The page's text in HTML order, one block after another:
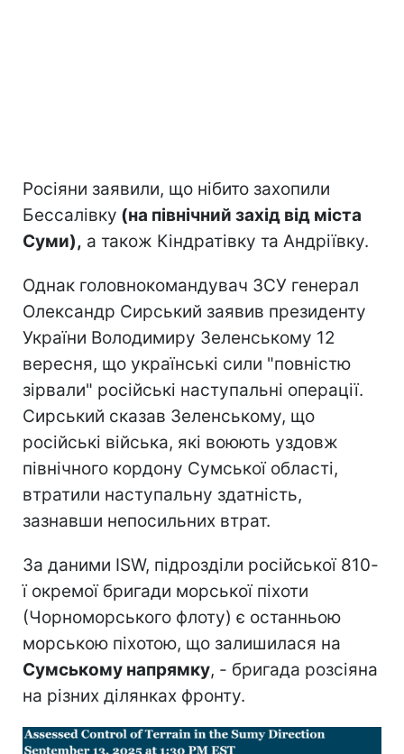
Росіяни заявили, що нібито захопили
Бессалівку (на північний захід від міста
Суми), а також Кіндратівку та Андріївку.
Однак головнокомандувач ЗСУ генерал
Олександр Сирський заявив президенту
України Володимиру Зеленському 12
вересня, що українські сили "повністю
зірвали" російські наступальні операції.
Сирський сказав Зеленському, що
російські війська, які воюють уздовж
північного кордону Сумської області,
втратили наступальну здатність,
зазнавши непосильних втрат.
За даними ISW, підрозділи російської 810-
ї окремої бригади морської піхоти
(Чорноморського флоту) є останньою
морською піхотою, що залишилася на
Сумському напрямку, - бригада розсіяна
на різних ділянках фронту.